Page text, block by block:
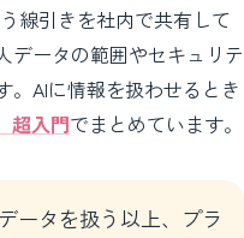
線引きを社内で共有して
データの範囲やセキュリテ
。AIに情報を扱わせるとき
超入門でまとめています。
ータを扱う以上、プラ